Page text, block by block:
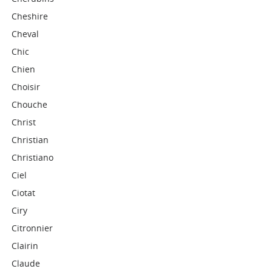
Cheshire
Cheval
Chic
Chien
Choisir
Chouche
Christ
Christian
Christiano
Ciel
Ciotat
Ciry
Citronnier
Clairin
Claude